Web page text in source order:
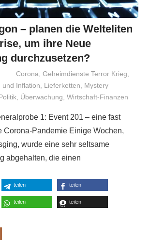
– planen die Welteliten
um ihre Neue
durchzusetzen?
Niki Vogt
Corona,Geheimdienste Terror Krieg,
und Inflation, Lieferketten, Mystery
, Überwachung, Wirtschaft-Finanzen
1: Event 201 – eine fast
Corona-Pandemie Einige Wochen,
wurde eine sehr seltsame
abgehalten, die einen
teilen teilen
teilen teilen